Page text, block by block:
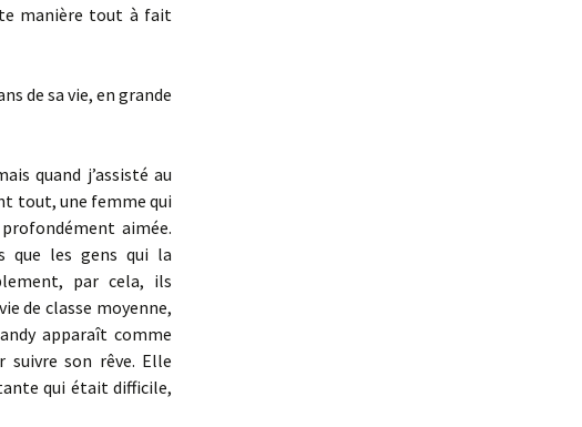
manière tout à fait
de sa vie, en grande
quand j’assisté au
tout, une femme qui
aimée.
que les gens qui la
par cela, ils
de classe moyenne,
apparaît comme
suivre son rêve. Elle
qui était difficile,